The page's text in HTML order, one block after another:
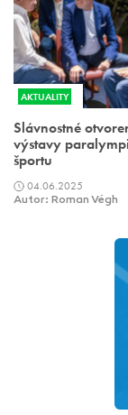
AKTUALITY
Slávnostné
výstavy
športu
04.06.2025
Autor: Roman Végh